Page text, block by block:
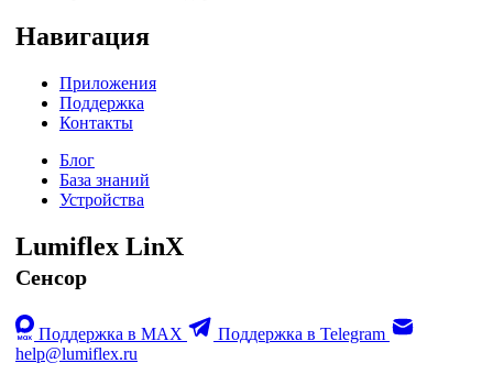
Навигация
Приложения
Поддержка
Контакты
Блог
База знаний
Устройства
Lumiflex LinX
Сенсор
Поддержка в MAX
Поддержка в Telegram
help@lumiflex.ru